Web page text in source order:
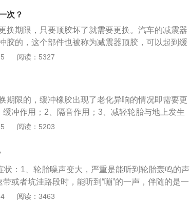
到的震动和冲击毫无保留的由车架传导至驾乘室。
器没有工作，由于顶胶的过度磨损和损坏，在原地
的异响。
次？
换期限，只要顶胶坏了就需要更换。汽车的减震器
胶的，这个部件也被称为减震器顶胶，可以起到缓
汽车的舒适性。在减震器工作的过程中，由减震弹
减震顶胶作最后的缓冲传导至车身。如果顶胶损坏
颠簸路面时顶胶会出现异响。
阅读：5327
期限的，缓冲橡胶出现了老化异响的情况即需要更
冲作用；2、隔音作用；3、减轻轮胎与地上发生
地上波动产生的冲击力。避震器顶胶损坏的症
歪斜；4、在原地打方向是会发出吱吱的声响；
阅读：5203
状：1、轮胎噪声变大，严重是能听到轮胎轰鸣的声
或者坑洼路段时，能听到“嘣”的一声，伴随的是一
生硬难受；3、直线行驶跑偏。方向盘保持着相同
阅读：3463